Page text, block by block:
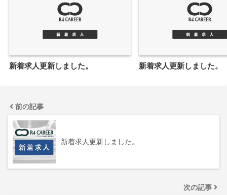
新着求人更新しました。 新着求人更新しました。
前の記事
新着求人更新しました。
次の記事